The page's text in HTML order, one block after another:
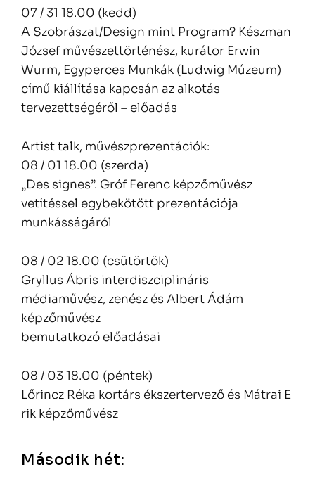
07 / 31 18.00 (kedd)
A Szobrászat/Design mint Program? Készman
József művészettörténész, kurátor Erwin
Wurm, Egyperces Munkák (Ludwig Múzeum)
című kiállítása kapcsán az alkotás
tervezettségéről – előadás
Artist talk, művészprezentációk:
08 / 01 18.00 (szerda)
„Des signes”. Gróf Ferenc képzőművész
vetítéssel egybekötött prezentációja
munkásságáról
08 / 02 18.00 (csütörtök)
Gryllus Ábris interdiszciplináris
médiaművész, zenész és Albert Ádám
képzőművész
bemutatkozó előadásai
08 / 03 18.00 (péntek)
Lőrincz Réka kortárs ékszertervező és Mátrai E
rik képzőművész
Második hét: